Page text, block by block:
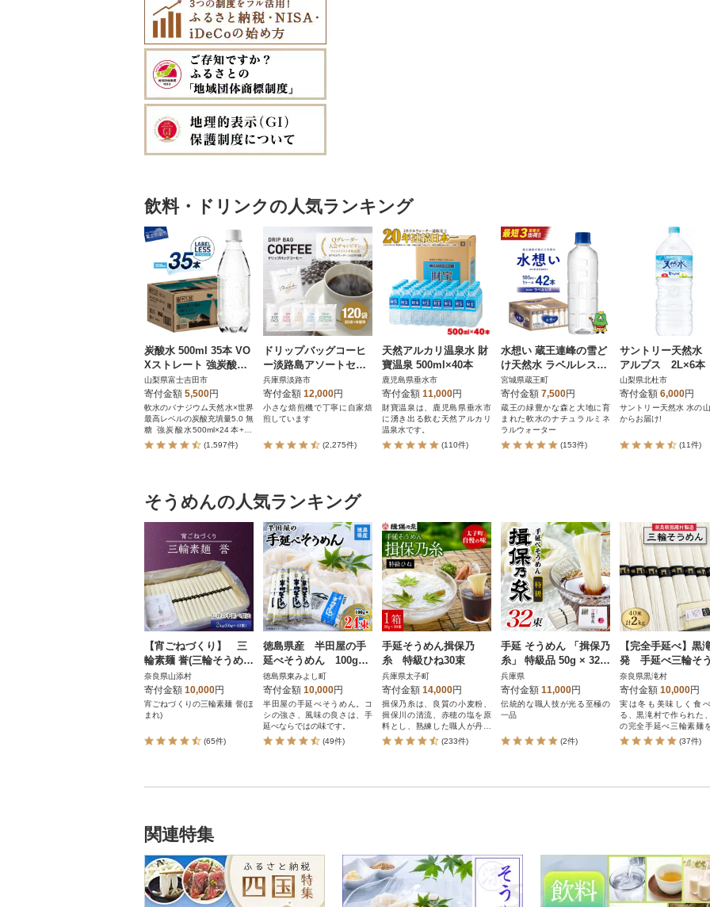
飲料・ドリンクの人気ランキング
炭酸水 500ml 35本 VO
Xストレート 強炭酸水
ラベルレス 1ケース
山梨県富士吉田市
寄付金額 5,500円
軟水のバナジウム天然水×世界
最高レベルの炭酸充填量5.0 無
糖 強炭酸水500ml×24本+11
本!
(1,597件)
ドリップバッグコーヒ
ー淡路島アソートセッ
ト6種 120袋 飲み比
べ ドリップバッグ a
t14601
兵庫県淡路市
寄付金額 12,000円
小さな焙煎機で丁寧に自家焙
煎しています
(2,275件)
天然アルカリ温泉水 財
寶温泉 500ml×40本
鹿児島県垂水市
寄付金額 11,000円
財寶温泉は、鹿児島県垂水市
に湧き出る飲む天然アルカリ
温泉水です。
(110件)
水想い 蔵王連峰の雪ど
け天然水 ラベルレス
500ml×42本 【04301-0
732】
宮城県蔵王町
寄付金額 7,500円
蔵王の緑豊かな森と大地に育
まれた軟水のナチュラルミネ
ラルウォーター
(153件)
サントリー天然
アルプス 2L×6
ットボトル 白州の
山梨県北杜市
寄付金額 6,000円
サントリー天然水 水の
からお届け!
(11件)
そうめんの人気ランキング
【宵ごねづくり】 三
輪素麺 誉(三輪そうめ
ん ほまれ) 2kg(50g×
40束)
奈良県山添村
寄付金額 10,000円
宵ごねづくりの三輪素麺 誉(ほ
まれ)
(65件)
徳島県産 半田屋の手
延べそうめん 100g×2
4束
徳島県東みよし町
寄付金額 10,000円
半田屋の手延べそうめん。コ
シの強さ、風味の良さは、手
延べならではの味です。
(49件)
手延そうめん揖保乃
糸 特級ひね30束
兵庫県太子町
寄付金額 14,000円
揖保乃糸は、良質の小麦粉、
揖保川の清流、赤穂の塩を原
料とし、熟練した職人が丹精
込めて作る逸品です。
(233件)
手延 そうめん 「揖保乃
糸」 特級品 50g × 32束
(1,600g)
兵庫県
寄付金額 11,000円
伝統的な職人技が光る至極の
一品
(2件)
【完全手延べ】黒
発 手延べ三輪そ
ん 2000g(三輪素
鳥居 誉50g×40束)
奈良県黒滝村
寄付金額 10,000円
実は冬も美味しく食
る、黒滝村で作られた
の完全手延べ三輪素麺を
し上がりください。(37件)
関連特集